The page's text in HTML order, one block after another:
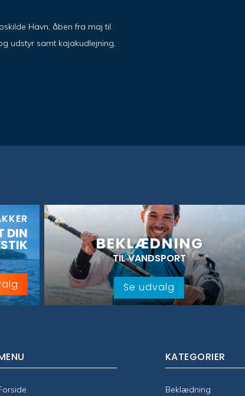
Havn, åben fra maj til
udstyr samt kajakudlejning,
DIN BEKLÆDNING
TIL VANDSPORT
Se udvalg
KATEGORIER
Beklædning